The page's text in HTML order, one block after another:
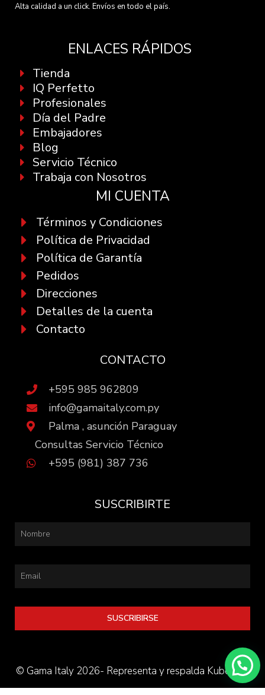
Alta calidad a un click. Envíos en todo el país.
ENLACES RÁPIDOS
Tienda
IQ Perfetto
Profesionales
Día del Padre
Embajadores
Blog
Servicio Técnico
Trabaja con Nosotros
MI CUENTA
Términos y Condiciones
Política de Privacidad
Política de Garantía
Pedidos
Direcciones
Detalles de la cuenta
Contacto
CONTACTO
+595 985 962809
info@gamaitaly.com.py
Palma , asunción Paraguay
Consultas Servicio Técnico
+595 (981) 387 736
SUSCRIBIRTE
SUSCRIBIRSE
© Gama Italy 2026- Representa y respalda Kube S.A.